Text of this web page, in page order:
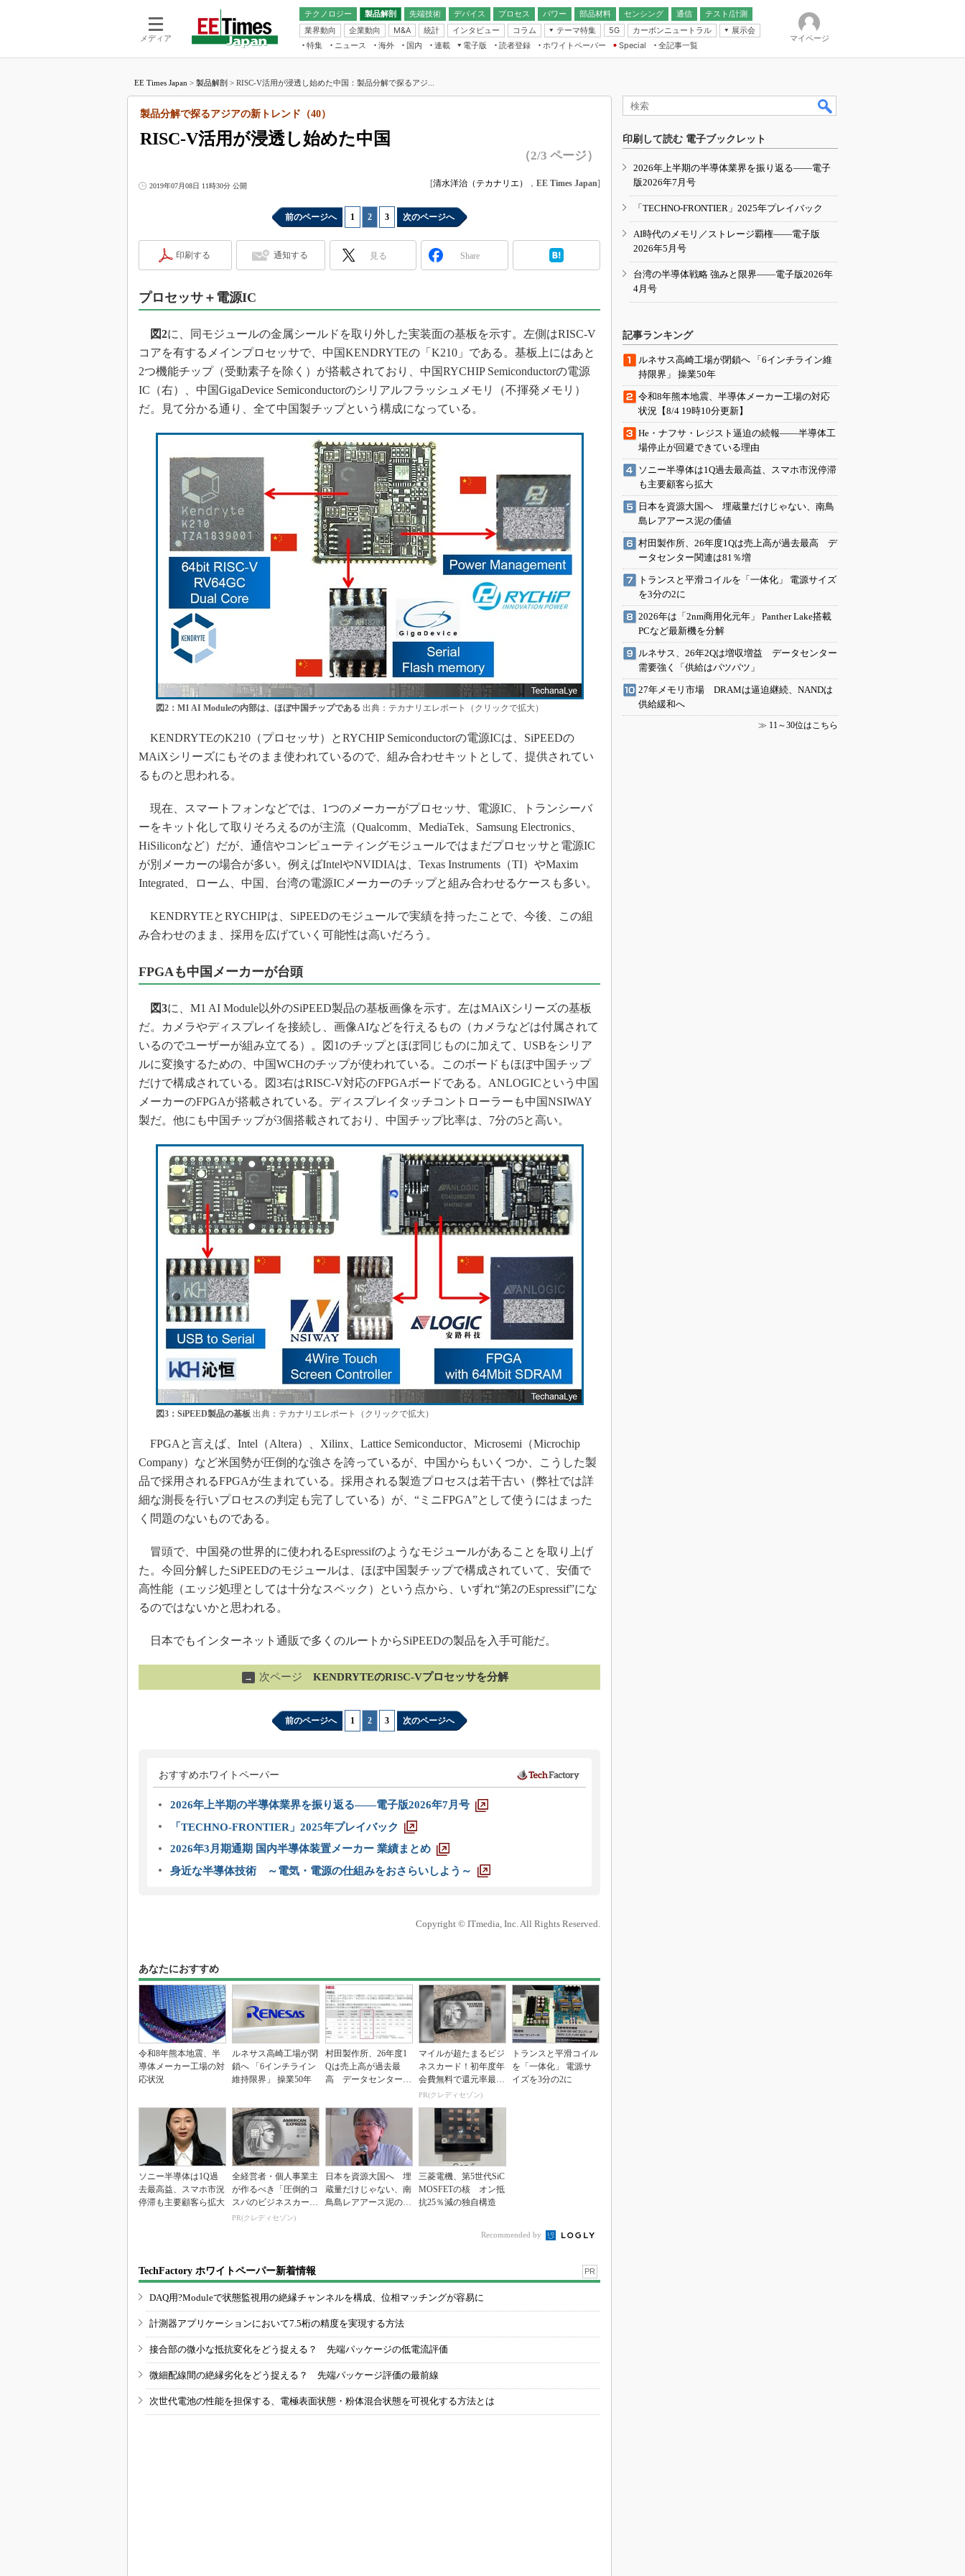
メディア
テクノロジー 製品解剖
先端技術
電池／エネルギー
デバイス
アナログ
マイコン
FPGA
プロセス パワー 部品材料 センシング
通信
無線
テスト/計測
業界動向
企業動向 M&A 統計 インタビュー コラム
テーマ特集
フィジカルAI
エレクトロニクス入門（EDN
5G カーボンニュートラル
展示会
IoT・エッジコンピューティング
EXPO
TECHNO-FRONTIER
人とくるま展
特集 ニュース 海外 国内
連載
福田昭のデバイス通信
大山聡の業界スコープ
世界を「数字」で回してみよう
踊るバズワード ～Behind the
Buzzword
この10年で起こったこと、次の10年
光伝送技術を知る
“異端児エンジニア”が仕掛けた社内
改革、執念の180日
JASA発IoT通信
「英語に愛されないエンジニア」の
ための新行動論
電子版
電子ブックレット
読者登録 ホワイトペーパー
Special
全記事一覧
マイページ
EE Times Japan > 製品解剖 > RISC-V活用が浸透し始めた中国：製品分解で探るアジ...
RISC-V活用が浸透し始めた中国
製品分解で探るアジアの新トレンド（40）
（2/3 ページ）
2019年07月08日 11時30分 公開 [清水洋治（テカナリエ） ， EE Times Japan]
前のページへ 1 2 3 次のページへ
印刷する 通知する 見る Share
プロセッサ＋電源IC
図2に、同モジュールの金属シールドを取り外した実装面の基板を示す。左側はRISC-V
コアを有するメインプロセッサで、中国KENDRYTEの「K210」である。基板上にはあと
2つ機能チップ（受動素子を除く）が搭載されており、中国RYCHIP Semiconductorの電源
IC（右）、中国GigaDevice Semiconductorのシリアルフラッシュメモリ（不揮発メモリ）
だ。見て分かる通り、全て中国製チップという構成になっている。
図2：M1 AI Moduleの内部は、ほぼ中国チップである 出典：テカナリエレポート（クリックで拡大）
KENDRYTEのK210（プロセッサ）とRYCHIP Semiconductorの電源ICは、SiPEEDの
MAiXシリーズにもそのまま使われているので、組み合わせキットとして、提供されてい
るものと思われる。
現在、スマートフォンなどでは、1つのメーカーがプロセッサ、電源IC、トランシーバ
ーをキット化して取りそろえるのが主流（Qualcomm、MediaTek、Samsung Electronics、
HiSiliconなど）だが、通信やコンピューティングモジュールではまだプロセッサと電源IC
が別メーカーの場合が多い。例えばIntelやNVIDIAは、Texas Instruments（TI）やMaxim
Integrated、ローム、中国、台湾の電源ICメーカーのチップと組み合わせるケースも多い。
KENDRYTEとRYCHIPは、SiPEEDのモジュールで実績を持ったことで、今後、この組
み合わせのまま、採用を広げていく可能性は高いだろう。
FPGAも中国メーカーが台頭
図3に、M1 AI Module以外のSiPEED製品の基板画像を示す。左はMAiXシリーズの基板
だ。カメラやディスプレイを接続し、画像AIなどを行えるもの（カメラなどは付属されて
いるのでユーザーが組み立てる）。図1のチップとほぼ同じものに加えて、USBをシリア
ルに変換するための、中国WCHのチップが使われている。このボードもほぼ中国チップ
だけで構成されている。図3右はRISC-V対応のFPGAボードである。ANLOGICという中国
メーカーのFPGAが搭載されている。ディスプレイタッチコントローラーも中国NSIWAY
製だ。他にも中国チップが3個搭載されており、中国チップ比率は、7分の5と高い。
図3：SiPEED製品の基板出典：テカナリエレポート（クリックで拡大）
FPGAと言えば、Intel（Altera）、Xilinx、Lattice Semiconductor、Microsemi（Microchip
Company）など米国勢が圧倒的な強さを誇っているが、中国からもいくつか、こうした製
品で採用されるFPGAが生まれている。採用される製造プロセスは若干古い（弊社では詳
細な測長を行いプロセスの判定も完了している）が、“ミニFPGA”として使うにはまった
く問題のないものである。
冒頭で、中国発の世界的に使われるEspressifのようなモジュールがあることを取り上げ
た。今回分解したSiPEEDのモジュールは、ほぼ中国製チップで構成されていて、安価で
高性能（エッジ処理としては十分なスペック）という点から、いずれ“第2のEspressif”にな
るのではないかと思われる。
日本でもインターネット通販で多くのルートからSiPEEDの製品を入手可能だ。
→ 次ページ KENDRYTEのRISC-Vプロセッサを分解
前のページへ 1 2 3 次のページへ
おすすめホワイトペーパー
2026年上半期の半導体業界を振り返る――電子版2026年7月号
「TECHNO-FRONTIER」2025年プレイバック
2026年3月期通期 国内半導体装置メーカー 業績まとめ
身近な半導体技術 ～電気・電源の仕組みをおさらいしよう～
Copyright © ITmedia, Inc. All Rights Reserved.
あなたにおすすめ
令和8年熊本地震、半
導体メーカー工場の対
応状況
ルネサス高崎工場が閉
鎖へ 「6インチライン
維持限界」 操業50年
村田製作所、26年度1
Qは売上高が過去最
高 データセンター関
マイルが超たまるビジ
ネスカード！初年度年
会費無料で還元率最大
1.125%
PR(クレディセゾン)
トランスと平滑コイル
を「一体化」 電源サ
イズを3分の2に
ソニー半導体は1Q過
去最高益、スマホ市況
停滞も主要顧客ら拡大
全経営者・個人事業主
が作るべき「圧倒的コ
スパのビジネスカー
ド」
PR(クレディセゾン)
日本を資源大国へ 埋
蔵量だけじゃない、南
鳥島レアアース泥の価
三菱電機、第5世代SiC
MOSFETの核 オン抵
抗25％減の独自構造
Recommended by
TechFactory ホワイトペーパー新着情報 PR
DAQ用?Moduleで状態監視用の絶縁チャンネルを構成、位相マッチングが容易に
計測器アプリケーションにおいて7.5桁の精度を実現する方法
接合部の微小な抵抗変化をどう捉える？ 先端パッケージの低電流評価
微細配線間の絶縁劣化をどう捉える？ 先端パッケージ評価の最前線
次世代電池の性能を担保する、電極表面状態・粉体混合状態を可視化する方法とは
印刷して読む 電子ブックレット
2026年上半期の半導体業界を振り返る――電子
版2026年7月号
「TECHNO-FRONTIER」2025年プレイバック
AI時代のメモリ／ストレージ覇権――電子版
2026年5月号
台湾の半導体戦略 強みと限界――電子版2026年
4月号
記事ランキング
ルネサス高崎工場が閉鎖へ 「6インチライン維
持限界」 操業50年
令和8年熊本地震、半導体メーカー工場の対応
状況【8/4 19時10分更新】
He・ナフサ・レジスト逼迫の続報――半導体工
場停止が回避できている理由
ソニー半導体は1Q過去最高益、スマホ市況停滞
も主要顧客ら拡大
日本を資源大国へ 埋蔵量だけじゃない、南鳥
島レアアース泥の価値
村田製作所、26年度1Qは売上高が過去最高 デ
ータセンター関連は81％増
トランスと平滑コイルを「一体化」 電源サイズ
を3分の2に
2026年は「2nm商用化元年」 Panther Lake搭載
PCなど最新機を分解
ルネサス、26年2Qは増収増益 データセンター
需要強く「供給はパツパツ」
27年メモリ市場 DRAMは逼迫継続、NANDは
供給緩和へ
≫ 11～30位はこちら